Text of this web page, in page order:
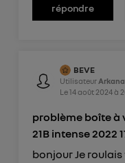
répondre
BEVE
Utilisateur Arkana
Le14 août 2024à
problème boîte à
21B intense 2022
bonjour Je